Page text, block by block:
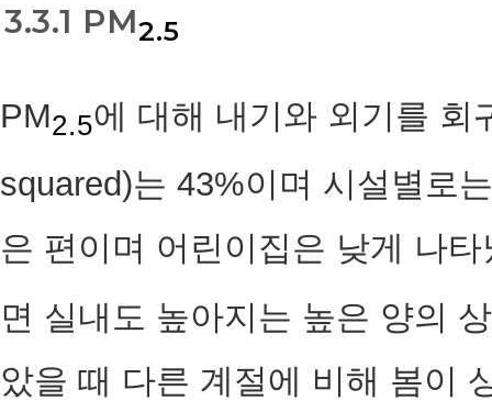
3.3.1 PM2.5
PM2.5에 대해 내기와 외기를 회
squared)는 43%이며 시설별로
은 편이며 어린이집은 낮게 나
면 실내도 높아지는 높은 양의
았을 때 다른 계절에 비해 봄이